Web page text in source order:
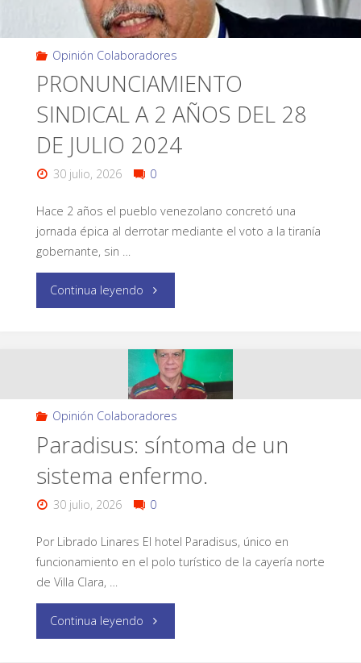
Opinión Colaboradores
PRONUNCIAMIENTO
SINDICAL A 2 AÑOS DEL 28
DE JULIO 2024
30 julio, 2026 0
Hace 2 años el pueblo venezolano concretó una
jornada épica al derrotar mediante el voto a la tiranía
gobernante, sin …
Continua leyendo
Opinión Colaboradores
Paradisus: síntoma de un
sistema enfermo.
30 julio, 2026 0
Por Librado Linares El hotel Paradisus, único en
funcionamiento en el polo turístico de la cayería norte
de Villa Clara, …
Continua leyendo